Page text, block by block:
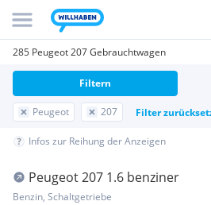
285 Peugeot 207 Gebrauchtwagen
Peugeot 207 Filter
Filtern
Infos zur Reihung der Anzeigen
Peugeot 207 1.6 benziner
Benzin, Schaltgetriebe